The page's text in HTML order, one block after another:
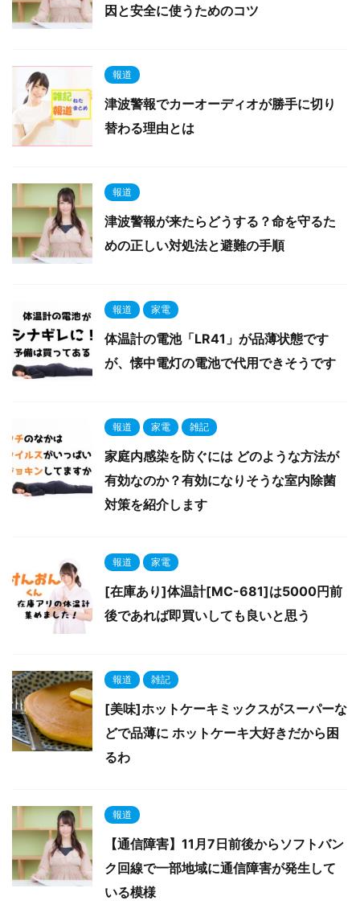
因と安全に使うためのコツ
報道
津波警報でカーオーディオが勝手に切り
替わる理由とは
報道
津波警報が来たらどうする？命を守るた
めの正しい対処法と避難の手順
報道 家電
体温計の電池「LR41」が品薄状態です
が、懐中電灯の電池で代用できそうです
報道 家電 雑記
家庭内感染を防ぐには どのような方法が
有効なのか？有効になりそうな室内除菌
対策を紹介します
報道 家電
[在庫あり]体温計[MC-681]は5000円前
後であれば即買いしても良いと思う
報道 雑記
[美味]ホットケーキミックスがスーパーな
どで品薄に ホットケーキ大好きだから困
るわ
報道
【通信障害】11月7日前後からソフトバン
ク回線で一部地域に通信障害が発生して
いる模様